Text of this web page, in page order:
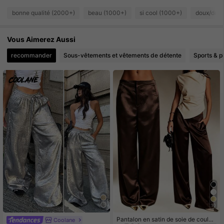
166K Suiveurs
4.78 166K Suiveurs
4.78
bonne qualité (2000+) beau (1000+) si cool (1000+) doux/
Vous Aimerez Aussi
recommander Sous-vêtements et vêtements de détente Sports &
Coolane
10
Pantalon en satin de soie de couleu